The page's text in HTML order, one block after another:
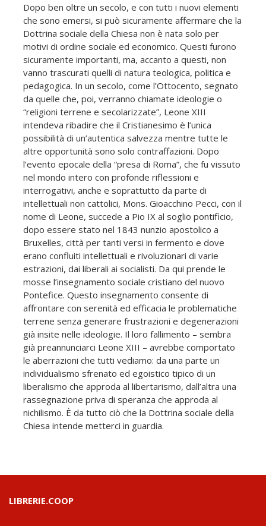
Dopo ben oltre un secolo, e con tutti i nuovi elementi
che sono emersi, si può sicuramente affermare che la
Dottrina sociale della Chiesa non è nata solo per
motivi di ordine sociale ed economico. Questi furono
sicuramente importanti, ma, accanto a questi, non
vanno trascurati quelli di natura teologica, politica e
pedagogica. In un secolo, come l’Ottocento, segnato
da quelle che, poi, verranno chiamate ideologie o
“religioni terrene e secolarizzate”, Leone XIII
intendeva ribadire che il Cristianesimo è l’unica
possibilità di un’autentica salvezza mentre tutte le
altre opportunità sono solo contraffazioni. Dopo
l’evento epocale della “presa di Roma”, che fu vissuto
nel mondo intero con profonde riflessioni e
interrogativi, anche e soprattutto da parte di
intellettuali non cattolici, Mons. Gioacchino Pecci, con il
nome di Leone, succede a Pio IX al soglio pontificio,
dopo essere stato nel 1843 nunzio apostolico a
Bruxelles, città per tanti versi in fermento e dove
erano confluiti intellettuali e rivoluzionari di varie
estrazioni, dai liberali ai socialisti. Da qui prende le
mosse l’insegnamento sociale cristiano del nuovo
Pontefice. Questo insegnamento consente di
affrontare con serenità ed efficacia le problematiche
terrene senza generare frustrazioni e degenerazioni
già insite nelle ideologie. Il loro fallimento – sembra
già preannunciarci Leone XIII – avrebbe comportato
le aberrazioni che tutti vediamo: da una parte un
individualismo sfrenato ed egoistico tipico di un
liberalismo che approda al libertarismo, dall’altra una
rassegnazione priva di speranza che approda al
nichilismo. È da tutto ciò che la Dottrina sociale della
Chiesa intende metterci in guardia.
LIBRERIE.COOP